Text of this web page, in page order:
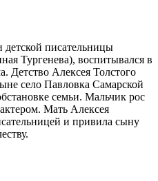
писательницы
Тургенева), воспитывался в
Детство Алексея Толстого
село Павловка Самарской
семьи. Мальчик рос
Мать Алексея
и привила сыну